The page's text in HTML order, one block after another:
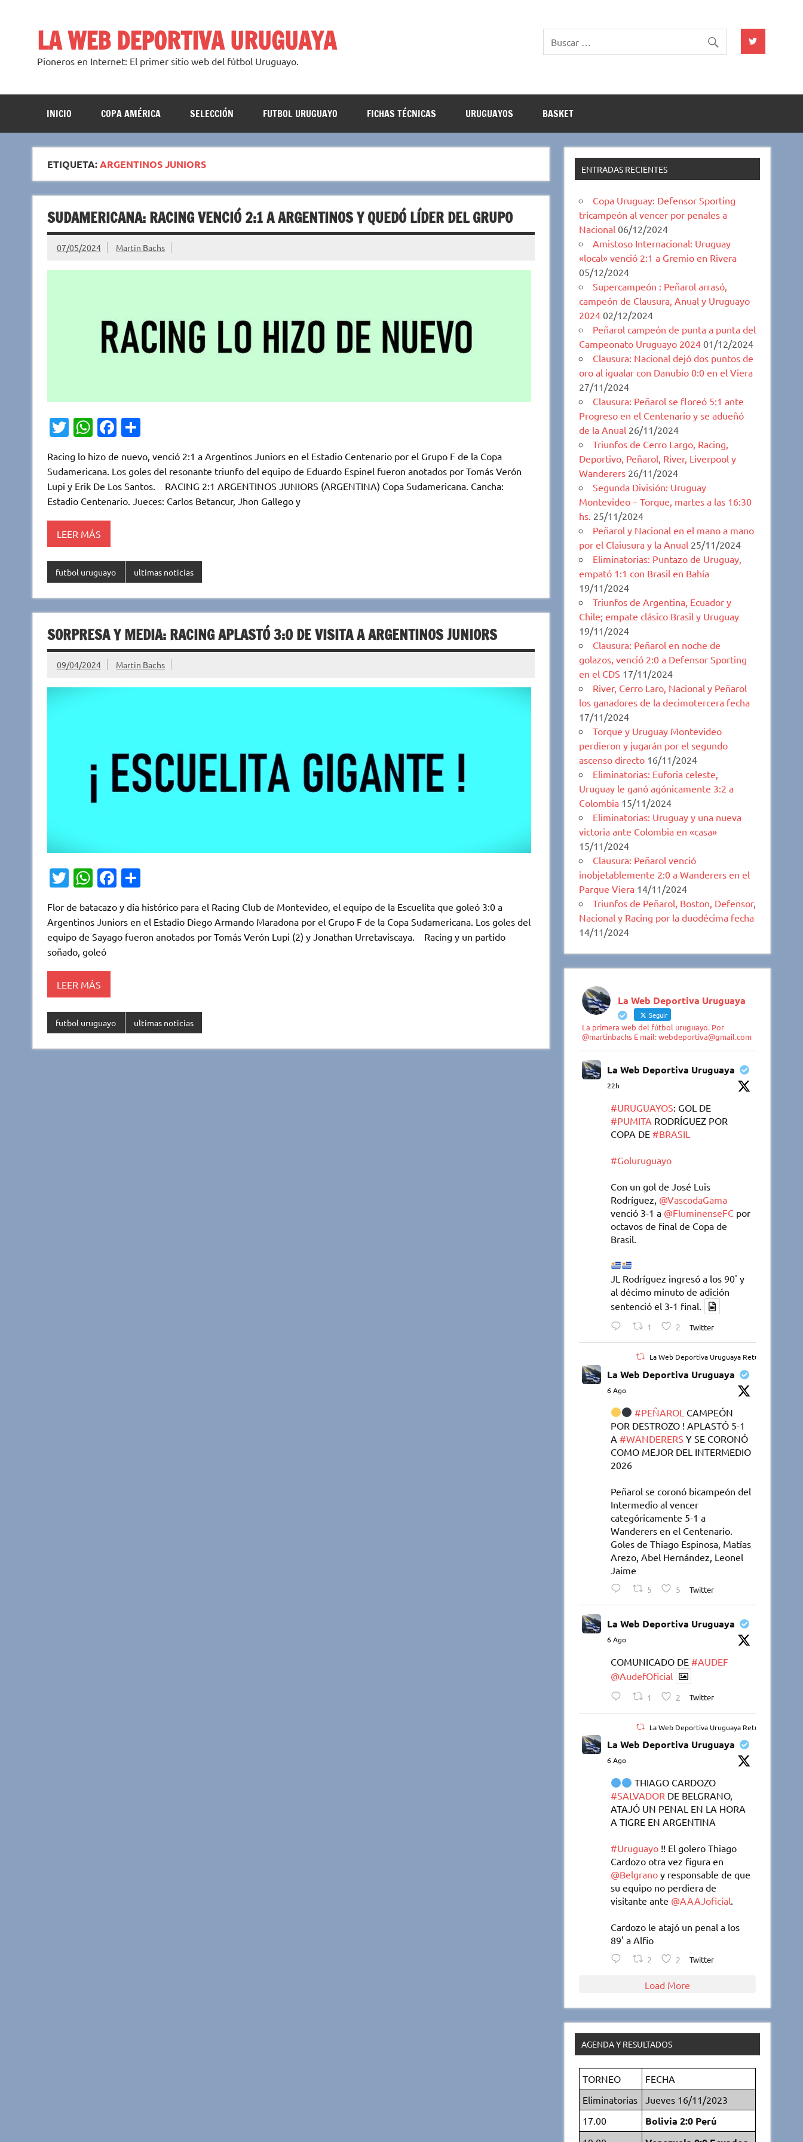
LA WEB DEPORTIVA URUGUAYA
Pioneros en Internet: El primer sitio web del fútbol Uruguayo.
INICIO COPA AMÉRICA SELECCIÓN FUTBOL URUGUAYO FICHAS TÉCNICAS URUGUAYOS BASKET
ETIQUETA:ARGENTINOS JUNIORS
SUDAMERICANA: RACING VENCIÓ 2:1 A ARGENTINOS Y QUEDÓ LÍDER DEL GRUPO
07/05/2024 Martin Bachs
T
it
te
r
W
at
s
A
p
p
Fa
e
b
o
C
m
p
ar
Racing lo hizo de nuevo, venció 2:1 a Argentinos Juniors en el Estadio Centenario por el Grupo F de la Copa
Sudamericana. Los goles del resonante triunfo del equipo de Eduardo Espinel fueron anotados por Tomás Verón
Lupi y Erik De Los Santos. RACING 2:1 ARGENTINOS JUNIORS (ARGENTINA) Copa Sudamericana. Cancha:
Estadio Centenario. Jueces: Carlos Betancur, Jhon Gallego y
LEER MÁS
futbol uruguayo ultimas noticias
SORPRESA Y MEDIA: RACING APLASTÓ 3:0 DE VISITA A ARGENTINOS JUNIORS
09/04/2024 Martin Bachs
T
it
te
r
W
at
s
A
p
p
Fa
e
b
C
m
p
Flor de batacazo y día histórico para el Racing Club de Montevideo, el equipo de la Escuelita que goleó 3:0 a
Argentinos Juniors en el Estadio Diego Armando Maradona por el Grupo F de la Copa Sudamericana. Los goles del
equipo de Sayago fueron anotados por Tomás Verón Lupi (2) y Jonathan Urretaviscaya. Racing y un partido
soñado, goleó
LEER MÁS
futbol uruguayo ultimas noticias
ENTRADAS RECIENTES
Copa Uruguay: Defensor Sporting
tricampeón al vencer por penales a
Nacional 06/12/2024
Amistoso Internacional: Uruguay
«local» venció 2:1 a Gremio en Rivera
05/12/2024
Supercampeón : Peñarol arrasó,
campeón de Clausura, Anual y Uruguayo
2024 02/12/2024
Peñarol campeón de punta a punta del
Campeonato Uruguayo 2024 01/12/2024
Clausura: Nacional dejó dos puntos de
oro al igualar con Danubio 0:0 en el Viera
27/11/2024
Clausura: Peñarol se floreó 5:1 ante
Progreso en el Centenario y se adueñó
de la Anual 26/11/2024
Triunfos de Cerro Largo, Racing,
Deportivo, Peñarol, River, Liverpool y
Wanderers 26/11/2024
Segunda División: Uruguay
Montevideo – Torque, martes a las 16:30
hs. 25/11/2024
Peñarol y Nacional en el mano a mano
por el Claiusura y la Anual 25/11/2024
Eliminatorias: Puntazo de Uruguay,
empató 1:1 con Brasil en Bahía
19/11/2024
Triunfos de Argentina, Ecuador y
Chile; empate clásico Brasil y Uruguay
19/11/2024
Clausura: Peñarol en noche de
golazos, venció 2:0 a Defensor Sporting
en el CDS 17/11/2024
River, Cerro Laro, Nacional y Peñarol
los ganadores de la decimotercera fecha
17/11/2024
Torque y Uruguay Montevideo
perdieron y jugarán por el segundo
ascenso directo 16/11/2024
Eliminatorias: Euforia celeste,
Uruguay le ganó agónicamente 3:2 a
Colombia 15/11/2024
Eliminatorias: Uruguay y una nueva
victoria ante Colombia en «casa»
15/11/2024
Clausura: Peñarol venció
inobjetablemente 2:0 a Wanderers en el
Parque Viera 14/11/2024
Triunfos de Peñarol, Boston, Defensor,
Nacional y Racing por la duodécima fecha
14/11/2024
La Web Deportiva Uruguaya
Seguir
La primera web del fútbol uruguayo. Por
@martinbachs E mail: webdeportiva@gmail.com
La Web Deportiva Uruguaya
22h
#URUGUAYOS: GOL DE
#PUMITA RODRÍGUEZ POR
COPA DE#BRASIL
#Goluruguayo
Con un gol de José Luis
Rodríguez, @VascodaGama
venció 3-1 a @FluminenseFC por
octavos de final de Copa de
Brasil.
JL Rodríguez ingresó a los 90' y
al décimo minuto de adición
sentenció el 3-1 final.
1 2 Twitter
La Web Deportiva Uruguaya Retuiteado
La Web Deportiva Uruguaya
6 Ago
#PEÑAROL CAMPEÓN
POR DESTROZO ! APLASTÓ 5-1
A#WANDERERS Y SE CORONÓ
COMO MEJOR DEL INTERMEDIO
2026
Peñarol se coronó bicampeón del
Intermedio al vencer
categóricamente 5-1 a
Wanderers en el Centenario.
Goles de Thiago Espinosa, Matías
Arezo, Abel Hernández, Leonel
Jaime
5 5 Twitter
La Web Deportiva Uruguaya
6 Ago
COMUNICADO DE#AUDEF
@AudefOficial
1 2 Twitter
La Web Deportiva Uruguaya Retuiteado
La Web Deportiva Uruguaya
6 Ago
THIAGO CARDOZO
#SALVADOR DE BELGRANO,
ATAJÓ UN PENAL EN LA HORA
A TIGRE EN ARGENTINA
#Uruguayo !! El golero Thiago
Cardozo otra vez figura en
@Belgrano y responsable de que
su equipo no perdiera de
visitante ante @AAAJoficial.
Cardozo le atajó un penal a los
89' a Alfio
2 2 Twitter
Load More
AGENDA Y RESULTADOS
TORNEO
FECHA
Eliminatorias
Jueves 16/11/2023
17.00
Bolivia 2:0 Perú